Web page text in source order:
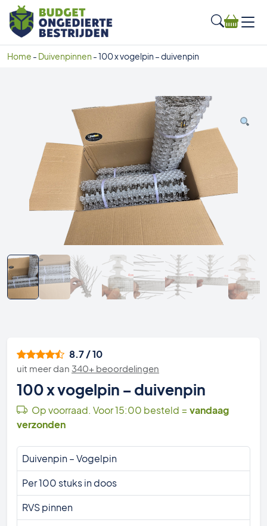
Home - Duivenpinnen -100 x vogelpin – duivenpin
8.7 / 10
uit meer dan 340+ beoordelingen
100 x vogelpin – duivenpin
Op voorraad. Voor 15:00 besteld = vandaag
verzonden
Duivenpin – Vogelpin
Per 100 stuks in doos
RVS pinnen